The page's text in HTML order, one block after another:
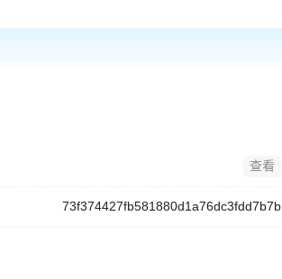
查看
73f374427fb581880d1a76dc3fdd7b7b